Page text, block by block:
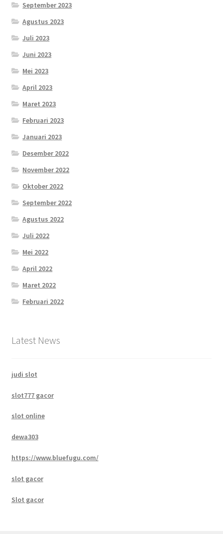
September 2023
Agustus 2023
Juli 2023
Juni 2023
Mei 2023
April 2023
Maret 2023
Februari 2023
Januari 2023
Desember 2022
November 2022
Oktober 2022
September 2022
Agustus 2022
Juli 2022
Mei 2022
April 2022
Maret 2022
Februari 2022
Latest News
judi slot
slot777 gacor
slot online
dewa303
https://www.bluefugu.com/
slot gacor
Slot gacor